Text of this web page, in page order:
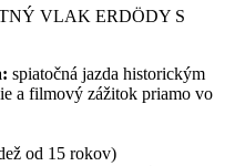
VLAK ERDÖDY S
spiatočná jazda historickým
a filmový zážitok priamo vo
od 15 rokov)